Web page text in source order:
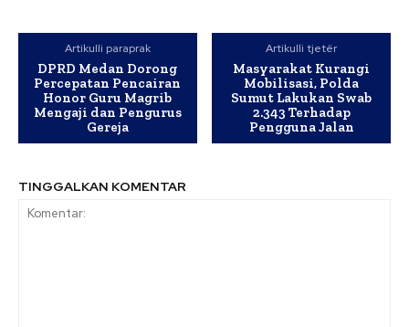
Artikulli paraprak
DPRD Medan Dorong
Percepatan Pencairan
Honor Guru Magrib
Mengaji dan Pengurus
Gereja
Artikulli tjetër
Masyarakat Kurangi
Mobilisasi, Polda
Sumut Lakukan Swab
2.343 Terhadap
Pengguna Jalan
TINGGALKAN KOMENTAR